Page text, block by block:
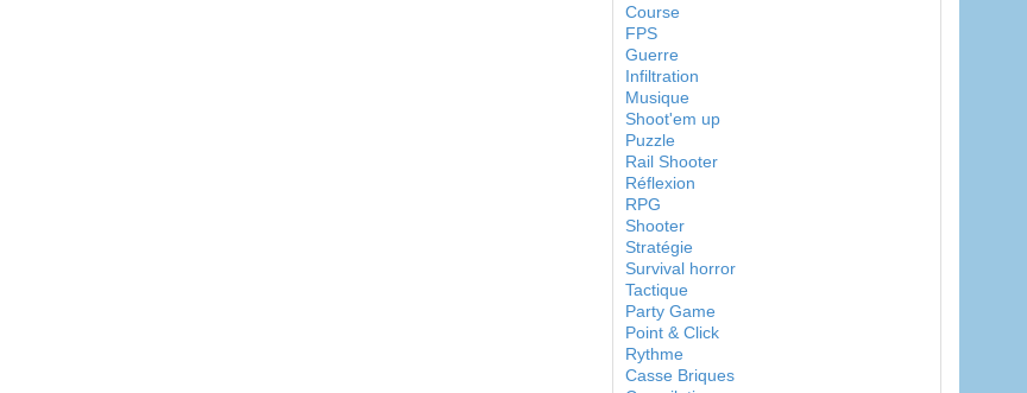
Course
FPS
Guerre
Infiltration
Musique
Shoot'em up
Puzzle
Rail Shooter
Réflexion
RPG
Shooter
Stratégie
Survival horror
Tactique
Party Game
Point & Click
Rythme
Casse Briques